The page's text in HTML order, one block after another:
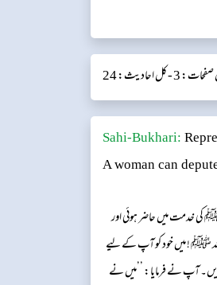
3 - کل احادیث: 24
Sahi-Bukhari:
A woman can
خدمت میں حاضر ہوئی اور
ﷺ ! میں خود کو آپ کے لیے
آپ نے فرمایا: ’’میں نے